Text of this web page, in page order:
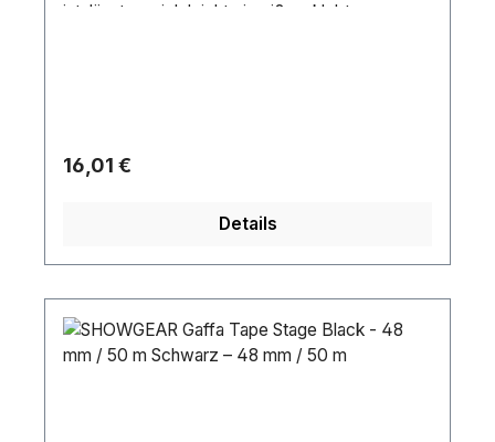
ist, lässt es sich leicht einreißen, klebt
Regulärer Preis:
16,01 €
Details